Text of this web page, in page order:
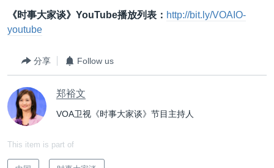
《时事大家谈》YouTube播放列表： http://bit.ly/VOAIO-
youtube
分享 Follow us
郑裕文
VOA卫视《时事大家谈》节目主持人
This item is part of